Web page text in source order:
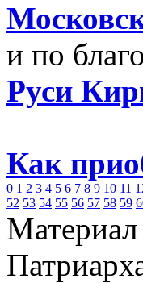
и по
Руси
Как
0 1 2 3 4 5 6 7 8 9 10 11
52 53 54 55 56 57 58 59